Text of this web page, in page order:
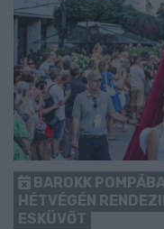
BAROKK
HÉTVÉGÉN
ESKÜVŐT